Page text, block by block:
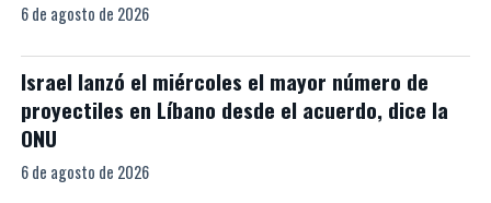
6 de agosto de 2026
Israel lanzó el miércoles el mayor número de
proyectiles en Líbano desde el acuerdo, dice la
ONU
6 de agosto de 2026